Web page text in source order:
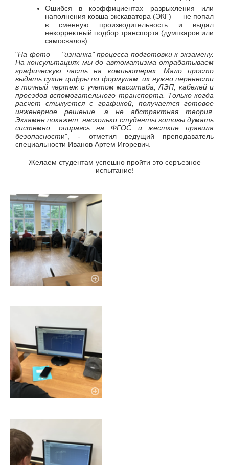
Ошибся в коэффициентах разрыхления или
наполнения ковша экскаватора (ЭКГ) — не попал
в сменную производительность и выдал
некорректный подбор транспорта (думпкаров или
самосвалов).
"На фото — "изнанка" процесса подготовки к экзамену.
На консультациях мы до автоматизма отрабатываем
графическую часть на компьютерах. Мало просто
выдать сухие цифры по формулам, их нужно перенести
в точный чертеж с учетом масштаба, ЛЭП, кабелей и
проездов вспомогательного транспорта. Только когда
расчет стыкуется с графикой, получается готовое
инженерное решение, а не абстрактная теория.
Экзамен покажет, насколько студенты готовы думать
системно, опираясь на ФГОС и жесткие правила
безопасности", - отметил ведущий преподаватель
специальности Иванов Артем Игоревич.
Желаем студентам успешно пройти это серъезное
испытание!